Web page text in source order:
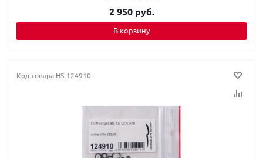
2 950 руб.
В корзину
Код товара HS-124910